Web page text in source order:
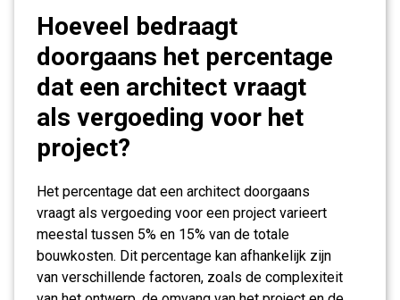
Hoeveel bedraagt
doorgaans het percentage
dat een architect vraagt
als vergoeding voor het
project?
Het percentage dat een architect doorgaans
vraagt als vergoeding voor een project varieert
meestal tussen 5% en 15% van de totale
bouwkosten. Dit percentage kan afhankelijk zijn
van verschillende factoren, zoals de complexiteit